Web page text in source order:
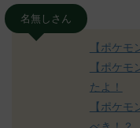
名無しさん
【ポケ
【ポケ
たよ！
【ポケ